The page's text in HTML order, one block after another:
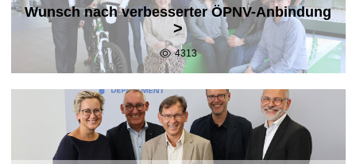
Wunsch nach verbesserter ÖPNV-Anbindung
>
4313